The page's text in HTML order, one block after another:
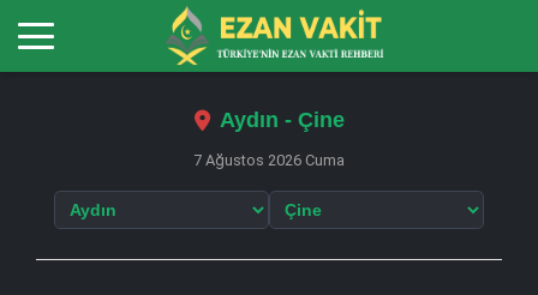
Aydın - Çine
7 Ağustos 2026 Cuma